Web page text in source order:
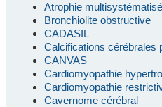
Atrophie
Bronchiolite obstructive
CADASIL
Calcifications cérébrales
CANVAS
Cardiomyopathie
Cardiomyopathie
Cavernome cérébral